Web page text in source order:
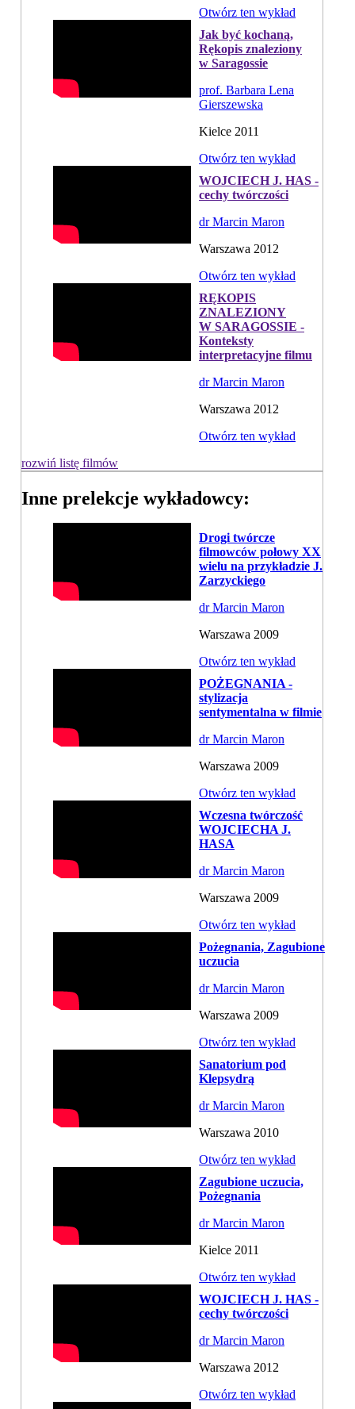
Otwórz ten wykład
Jak być kochaną,
Rękopis znaleziony
w Saragossie
prof. Barbara Lena
Gierszewska
Kielce 2011
Otwórz ten wykład
WOJCIECH J. HAS -
cechy twórczości
dr Marcin Maron
Warszawa 2012
Otwórz ten wykład
RĘKOPIS
ZNALEZIONY
W SARAGOSSIE -
Konteksty
interpretacyjne filmu
dr Marcin Maron
Warszawa 2012
Otwórz ten wykład
rozwiń listę filmów
Inne prelekcje wykładowcy:
Drogi twórcze
filmowców połowy XX
wielu na przykładzie J.
Zarzyckiego
dr Marcin Maron
Warszawa 2009
Otwórz ten wykład
POŻEGNANIA -
stylizacja
sentymentalna w filmie
dr Marcin Maron
Warszawa 2009
Otwórz ten wykład
Wczesna twórczość
WOJCIECHA J.
HASA
dr Marcin Maron
Warszawa 2009
Otwórz ten wykład
Pożegnania, Zagubione
uczucia
dr Marcin Maron
Warszawa 2009
Otwórz ten wykład
Sanatorium pod
Klepsydrą
dr Marcin Maron
Warszawa 2010
Otwórz ten wykład
Zagubione uczucia,
Pożegnania
dr Marcin Maron
Kielce 2011
Otwórz ten wykład
WOJCIECH J. HAS -
cechy twórczości
dr Marcin Maron
Warszawa 2012
Otwórz ten wykład